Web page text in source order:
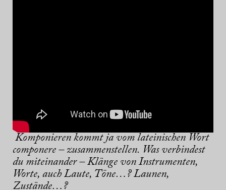
Komponieren kommt ja vom lateinischen Wort
componere – zusammenstellen. Was verbindest
du miteinander – Klänge von Instrumenten,
Worte, auch Laute, Töne…? Launen,
Zustände…?